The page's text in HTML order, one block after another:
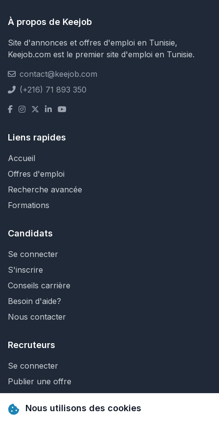
À propos de Keejob
Site d'annonces et offres d'emploi en Tunisie,
Keejob.com est le premier site d'emploi en Tunisie.
contact@keejob.com
(+216) 71 893 350
Liens rapides
Accueil
Offres d'emploi
Recherche avancée
Formations
Candidats
Se connecter
S'inscrire
Conseils carrière
Besoin d'aide?
Nous contacter
Recruteurs
Se connecter
Publier une offre
Nous contacter
Nous utilisons des cookies